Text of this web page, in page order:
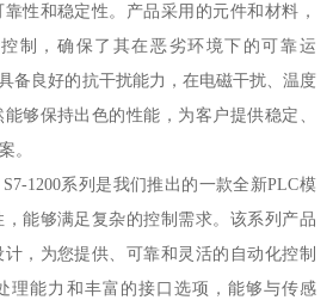
性和稳定性。产品采用的元件和材料，
制，确保了其在恶劣环境下的可靠运
备良好的抗干扰能力，在电磁干扰、温度
够保持出色的性能，为客户提供稳定、
。
系列是我们推出的一款全新PLC模
能够满足复杂的控制需求。该系列产品
，为您提供、可靠和灵活的自动化控制
理能力和丰富的接口选项，能够与传感